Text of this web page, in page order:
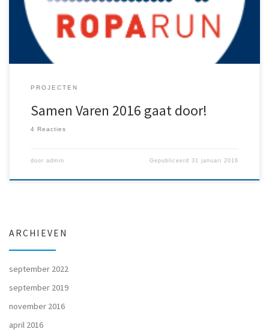
bijdrage van Roparun is groot. Vanaf januari gaan we […]
PROJECTEN
Samen Varen 2016 gaat door!
4 Reacties
door admin Gepubliceerd31 januari 2016
ARCHIEVEN
september 2022
september 2019
november 2016
april 2016